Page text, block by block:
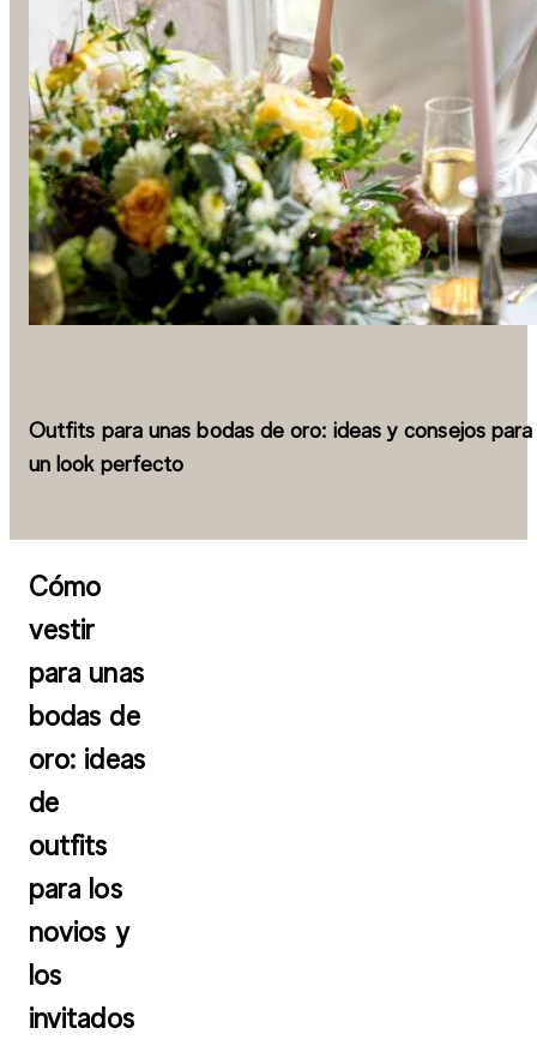
Outfits para unas bodas de oro: ideas y consejos para
un look perfecto
Cómo
vestir
para unas
bodas de
oro: ideas
de
outfits
para los
novios y
los
invitados